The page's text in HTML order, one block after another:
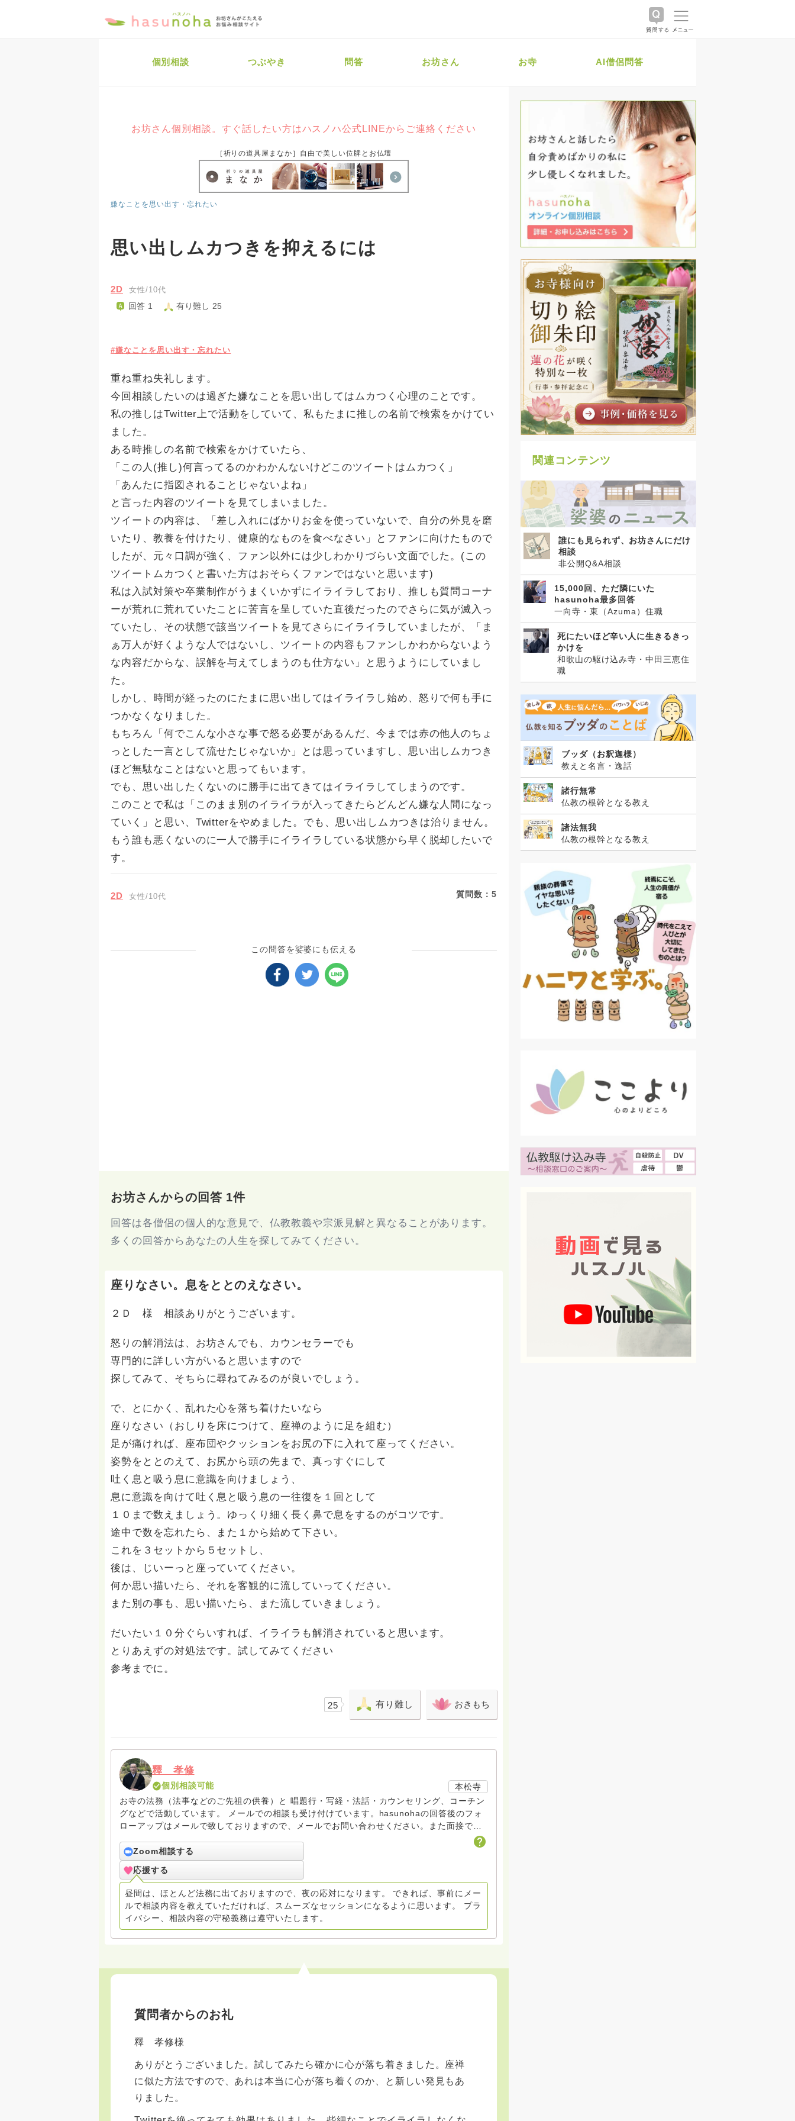
個別相談 つぶやき 問答 お坊さん お寺 AI僧侶問答
お坊さん個別相談。すぐ話したい方はハスノハ公式LINEからご連絡ください
［祈りの道具屋まなか］自由で美しい位牌とお仏壇
嫌なことを思い出す・忘れたい
思い出しムカつきを抑えるには
2D 女性/10代
回答 1 有り難し 25
#嫌なことを思い出す・忘れたい
重ね重ね失礼します。
今回相談したいのは過ぎた嫌なことを思い出してはムカつく心理のことです。
私の推しはTwitter上で活動をしていて、私もたまに推しの名前で検索をかけてい
ました。
ある時推しの名前で検索をかけていたら、
「この人(推し)何言ってるのかわかんないけどこのツイートはムカつく」
「あんたに指図されることじゃないよね」
と言った内容のツイートを見てしまいました。
ツイートの内容は、「差し入れにばかりお金を使っていないで、自分の外見を磨
いたり、教養を付けたり、健康的なものを食べなさい」とファンに向けたもので
したが、元々口調が強く、ファン以外には少しわかりづらい文面でした。(この
ツイートムカつくと書いた方はおそらくファンではないと思います)
私は入試対策や卒業制作がうまくいかずにイライラしており、推しも質問コーナ
ーが荒れに荒れていたことに苦言を呈していた直後だったのでさらに気が滅入っ
ていたし、その状態で該当ツイートを見てさらにイライラしていましたが、「ま
ぁ万人が好くような人ではないし、ツイートの内容もファンしかわからないよう
な内容だからな、誤解を与えてしまうのも仕方ない」と思うようにしていまし
た。
しかし、時間が経ったのにたまに思い出してはイライラし始め、怒りで何も手に
つかなくなりました。
もちろん「何でこんな小さな事で怒る必要があるんだ、今までは赤の他人のちょ
っとした一言として流せたじゃないか」とは思っていますし、思い出しムカつき
ほど無駄なことはないと思ってもいます。
でも、思い出したくないのに勝手に出てきてはイライラしてしまうのです。
このことで私は「このまま別のイライラが入ってきたらどんどん嫌な人間になっ
ていく」と思い、Twitterをやめました。でも、思い出しムカつきは治りません。
もう誰も悪くないのに一人で勝手にイライラしている状態から早く脱却したいで
す。
2D 女性/10代 質問数：5
この問答を娑婆にも伝える
お坊さんからの回答 1件
回答は各僧侶の個人的な意見で、仏教教義や宗派見解と異なることがあります。
多くの回答からあなたの人生を探してみてください。
座りなさい。息をととのえなさい。
２Ｄ 様 相談ありがとうございます。
怒りの解消法は、お坊さんでも、カウンセラーでも
専門的に詳しい方がいると思いますので
探してみて、そちらに尋ねてみるのが良いでしょう。
で、とにかく、乱れた心を落ち着けたいなら
座りなさい（おしりを床につけて、座禅のように足を組む）
足が痛ければ、座布団やクッションをお尻の下に入れて座ってください。
姿勢をととのえて、お尻から頭の先まで、真っすぐにして
吐く息と吸う息に意識を向けましょう、
息に意識を向けて吐く息と吸う息の一往復を１回として
１０まで数えましょう。ゆっくり細く長く鼻で息をするのがコツです。
途中で数を忘れたら、また１から始めて下さい。
これを３セットから５セットし、
後は、じいーっと座っていてください。
何か思い描いたら、それを客観的に流していってください。
また別の事も、思い描いたら、また流していきましょう。
だいたい１０分ぐらいすれば、イライラも解消されていると思います。
とりあえずの対処法です。試してみてください
参考までに。
25 有り難し おきもち
釋 孝修
個別相談可能
本松寺
お寺の法務（法事などのご先祖の供養）と 唱題行・写経・法話・カウンセリング、コーチン
グなどで活動しています。 メールでの相談も受け付けています。hasunohaの回答後のフォ
ローアップはメールで致しておりますので、メールでお問い合わせください。また面接での
amrita.offcourse@docomo.ne.jp へどうぞ。
Zoom相談する
応援する
昼間は、ほとんど法務に出ておりますので、夜の応対になります。 できれば、事前にメー
ルで相談内容を教えていただければ、スムーズなセッションになるように思います。 プラ
イバシー、相談内容の守秘義務は遵守いたします。
質問者からのお礼
釋 孝修様
ありがとうございました。試してみたら確かに心が落ち着きました。座禅
に似た方法ですので、あれは本当に心が落ち着くのか、と新しい発見もあ
りました。
関連コンテンツ
誰にも見られず、お坊さんにだけ
相談
非公開Q&A相談
15,000回、ただ隣にいた
hasunoha最多回答
一向寺・東（Azuma）住職
死にたいほど辛い人に生きるきっ
かけを
和歌山の駆け込み寺・中田三恵住
職
ブッダ（お釈迦様）
教えと名言・逸話
諸行無常
仏教の根幹となる教え
諸法無我
仏教の根幹となる教え